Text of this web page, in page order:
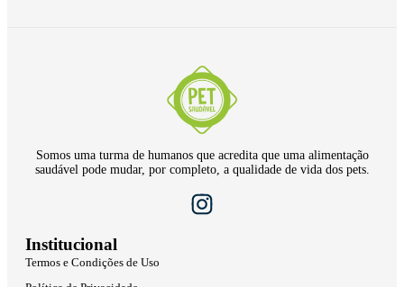
Somos uma turma de humanos que acredita que uma alimentação
saudável pode mudar, por completo, a qualidade de vida dos pets.
Institucional
Termos e Condições de Uso